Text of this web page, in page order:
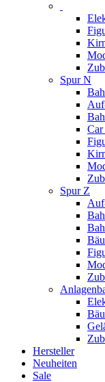
Spur N
Car
Spur Z
Hersteller
Neuheiten
Sale